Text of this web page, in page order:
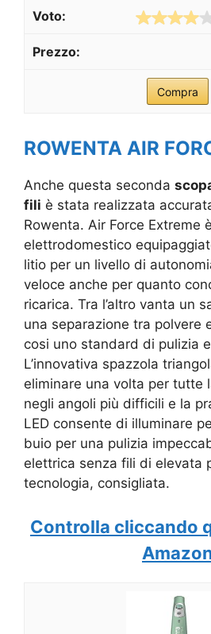
Compra
ROWENTA AIR
Anche questa seconda
fili è stata realizzata
Rowenta. Air Force Extreme
elettrodomestico
litio per un livello di
veloce anche per quanto
ricarica. Tra l’altro vanta un
una separazione tra polvere
cosi uno standard di pulizia
L’innovativa spazzola
eliminare una volta per tutte
negli angoli più difficili e la
LED consente di illuminare
buio per una pulizia
elettrica senza fili di elevata
tecnologia, consigliata.
Controlla cliccando